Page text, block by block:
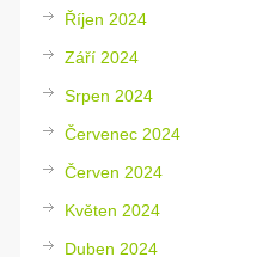
Říjen 2024
Září 2024
Srpen 2024
Červenec 2024
Červen 2024
Květen 2024
Duben 2024